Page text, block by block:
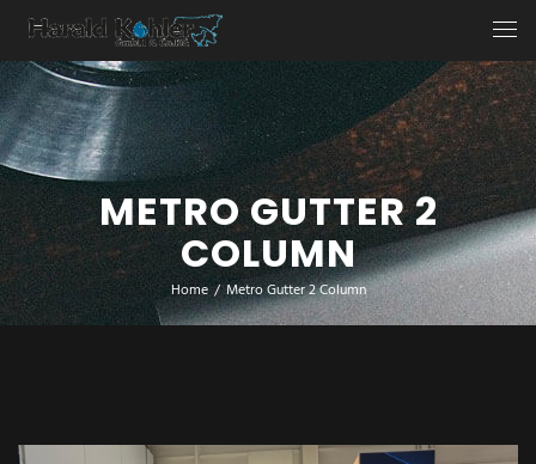
METRO GUTTER 2
COLUMN
Home / Metro Gutter 2 Column